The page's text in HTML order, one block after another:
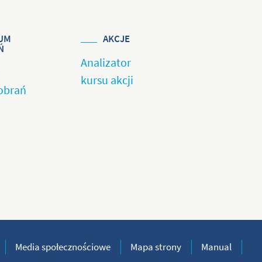
AKCJE
Analizator
kursu akcji
Media społecznościowe Mapa strony Manual